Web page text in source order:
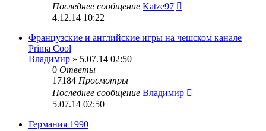
Последнее сообщение Katze97
4.12.14 10:22
Французские и английские игры на чешском канале
Prima Cool
Владимир » 5.07.14 02:50
0 Ответы
17184 Просмотры
Последнее сообщение Владимир
5.07.14 02:50
Германия 1990